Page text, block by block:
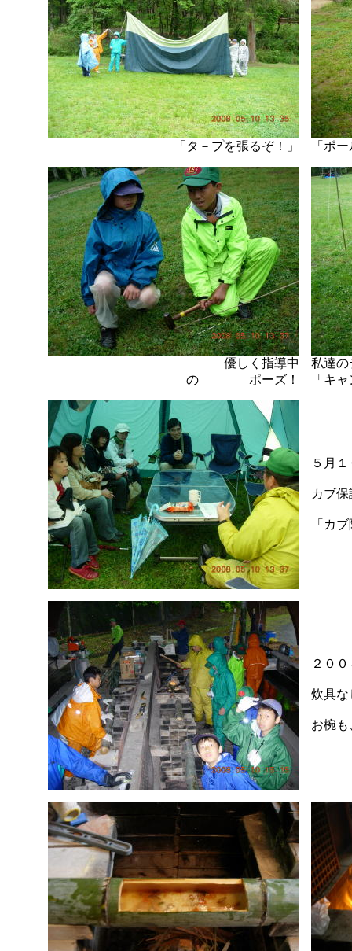
「タ－プを張るぞ！」 「ポ
優しく指導中
の ポーズ！
私達
「キ
５月
カブ
「カ
２０
炊具な
お椀